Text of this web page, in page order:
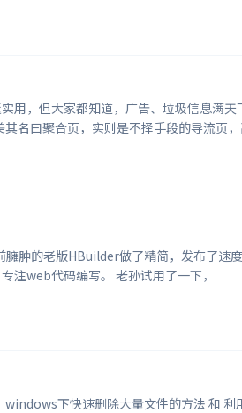
用，但大家都知道，广告、垃圾信息满
实则是不择手段的导流页，乱七八糟。 如何干
肿的老版HBuilder做了精简，发布了速
HBuilderX其实就之前hbuilder的精简版，把一些不常用的功能都剔除掉了，专注web代码编写。 老孙试用了一下，
下快速删除大量文件的方法 和